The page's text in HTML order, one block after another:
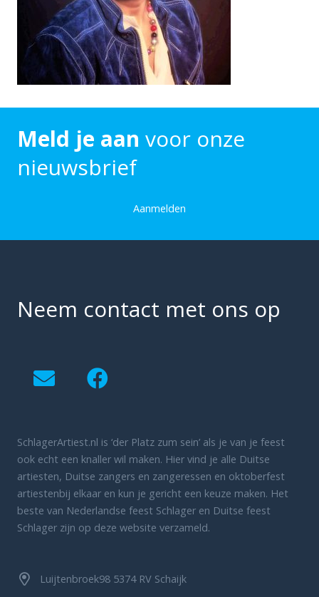
Meld je aan voor onze
nieuwsbrief
Aanmelden
Neem contact met ons op
SchlagerArtiest.nl is ‘der Platz zum sein’ als je van je feest
ook echt een knaller wil maken. Hier vind je alle Duitse
artiesten, Duitse zangers en zangeressen en oktoberfest
artiestenbij elkaar en kun je gericht een keuze maken. Het
beste van Nederlandse feest Schlager en Duitse feest
Schlager zijn op deze website verzameld.
Luijtenbroek98 5374 RV Schaijk